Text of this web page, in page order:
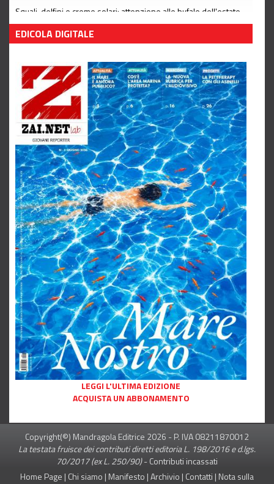
Squali, delfini e creme solari: attenzione alle bufale dell'estate
Leggi tutto
EDICOLA DIGITALE
LEGGI L'ULTIMA EDIZIONE
ACQUISTA UN ABBONAMENTO
Copyright(©) Mandragola Editrice 2026 - P. IVA 08211870012
La testata fruisce dei contributi diretti editoria L. 198/2016 e d.lgs.
70/2017 (ex L. 250/90)-Contributi incassati
Home Page | Chi siamo | Manifesto |Archivio | Contatti | Nota sulla